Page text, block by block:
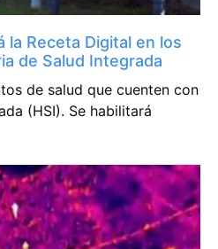
la Receta Digital en los
de Salud Integrada
de salud que cuenten con
(HSI). Se habilitará